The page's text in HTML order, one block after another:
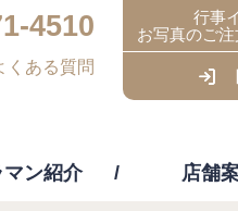
4510
くある質問
行事
お写真のご
マン紹介 店舗